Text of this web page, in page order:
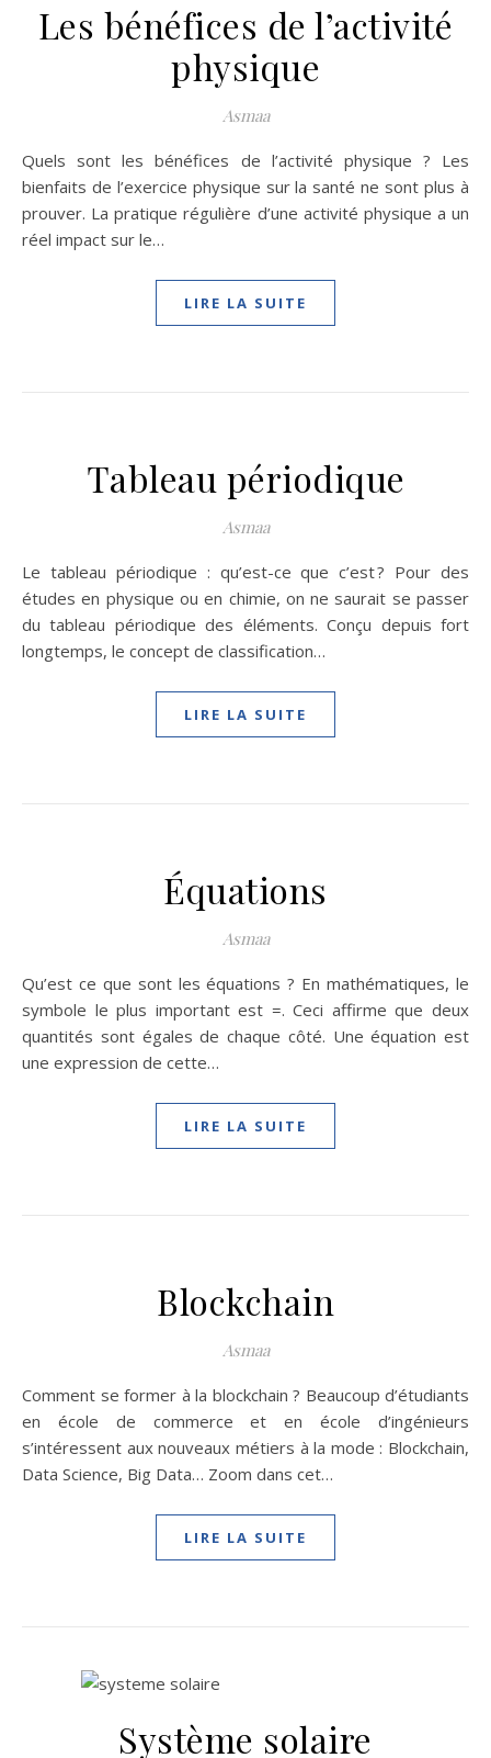
Les bénéfices de l’activité
physique
Asmaa
Quels sont les bénéfices de l’activité physique ? Les
bienfaits de l’exercice physique sur la santé ne sont plus à
prouver. La pratique régulière d’une activité physique a un
réel impact sur le…
LIRE LA SUITE
Tableau périodique
Asmaa
Le tableau périodique : qu’est-ce que c’est ? Pour des
études en physique ou en chimie, on ne saurait se passer
du tableau périodique des éléments. Conçu depuis fort
longtemps, le concept de classification…
LIRE LA SUITE
Équations
Asmaa
Qu’est ce que sont les équations ? En mathématiques, le
symbole le plus important est =. Ceci affirme que deux
quantités sont égales de chaque côté. Une équation est
une expression de cette…
LIRE LA SUITE
Blockchain
Asmaa
Comment se former à la blockchain ? Beaucoup d’étudiants
en école de commerce et en école d’ingénieurs
s’intéressent aux nouveaux métiers à la mode : Blockchain,
Data Science, Big Data… Zoom dans cet…
LIRE LA SUITE
Système solaire